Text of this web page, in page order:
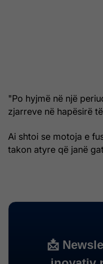
"Po hyjmë në një
zjarreve në hapësirë
Ai shtoi se motoja e
takon atyre që janë